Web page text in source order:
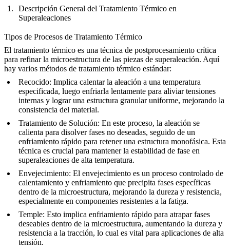
Descripción General del Tratamiento Térmico en
Superaleaciones
Tipos de Procesos de Tratamiento Térmico
El tratamiento térmico es una técnica de postprocesamiento crítica
para refinar la microestructura de las piezas de superaleación. Aquí
hay varios métodos de tratamiento térmico estándar:
Recocido: Implica calentar la aleación a una temperatura
especificada, luego enfriarla lentamente para aliviar tensiones
internas y lograr una estructura granular uniforme, mejorando la
consistencia del material.
Tratamiento de Solución: En este proceso, la aleación se
calienta para disolver fases no deseadas, seguido de un
enfriamiento rápido para retener una estructura monofásica. Esta
técnica es crucial para mantener la estabilidad de fase en
superaleaciones de alta temperatura.
Envejecimiento: El envejecimiento es un proceso controlado de
calentamiento y enfriamiento que precipita fases específicas
dentro de la microestructura, mejorando la dureza y resistencia,
especialmente en componentes resistentes a la fatiga.
Temple: Esto implica enfriamiento rápido para atrapar fases
deseables dentro de la microestructura, aumentando la dureza y
resistencia a la tracción, lo cual es vital para aplicaciones de alta
tensión.